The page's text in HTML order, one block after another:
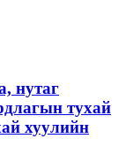
нутаг
тухай
хуулийн